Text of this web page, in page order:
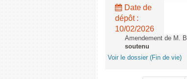
Date de
dépôt :
10/02/2026
Amendement de M.
soutenu
Voir le dossier (Fin de vie)